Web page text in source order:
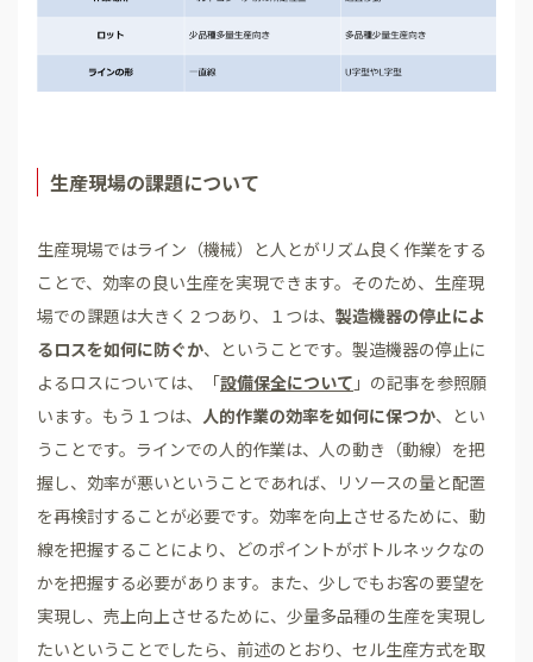
生産現場の課題について
生産現場ではライン（機械）と人とがリズム良く作業をする
ことで、効率の良い生産を実現できます。そのため、生産現
場での課題は大きく２つあり、１つは、 製造機器の停止によ
るロスを如何に防ぐか、ということです。製造機器の停止に
よるロスについては、「設備保全について 」の記事を参照願
います。もう１つは、 人的作業の効率を如何に保つか、とい
うことです。ラインでの人的作業は、人の動き（動線）を把
握し、効率が悪いということであれば、リソースの量と配置
を再検討することが必要です。効率を向上させるために、動
線を把握することにより、どのポイントがボトルネックなの
かを把握する必要があります。また、少しでもお客の要望を
実現し、売上向上させるために、少量多品種の生産を実現し
たいということでしたら、前述のとおり、セル生産方式を取